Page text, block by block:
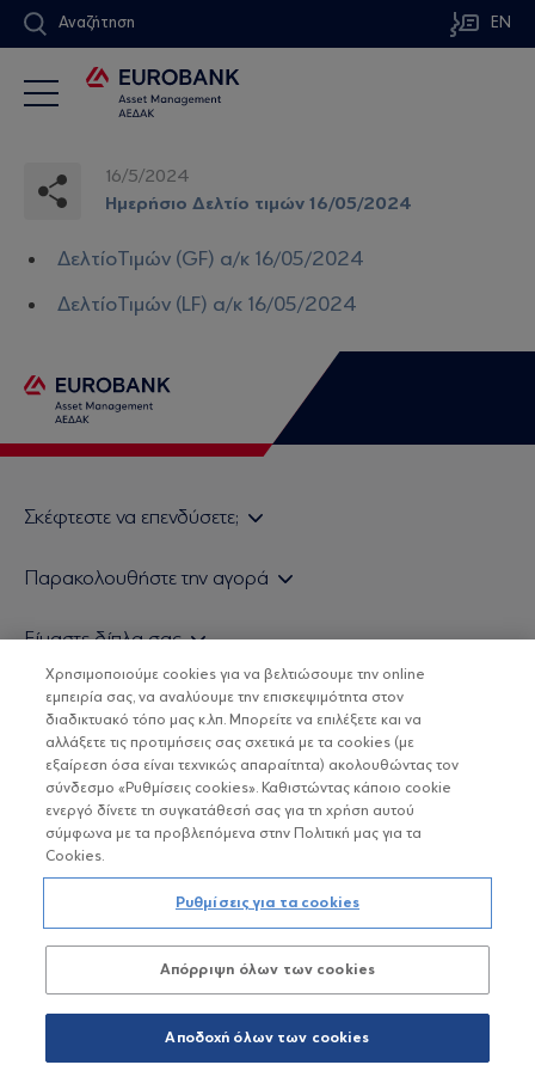
Αναζήτηση EN
16/5/2024
Ημερήσιο Δελτίο τιμών 16/05/2024
ΔελτίοΤιμών (GF) α/κ 16/05/2024
ΔελτίοΤιμών (LF) α/κ 16/05/2024
Σκέφτεστε να επενδύσετε;
Τιμολογιακή Πολιτική
Δείτε τις πολιτικές μας
Βασικές Γνώσεις
Παρακολουθήστε την αγορά
Τα νέα μας
Χρήσιμοι σύνδεσμοι
Είμαστε δίπλα σας
H Eurobank Asset Management ΑΕΔΑΚ
Επενδυτική φιλοσοφία ESG
Πιστοποιημένα στελέχη και συνεργάτες
Αποστολή Βιογραφικών
ΟΙ ΟΣΕΚΑ ΔΕΝ ΕΧΟΥΝ ΕΓΓΥΗΜΕΝΗ ΑΠΟΔΟΣΗ ΚΑΙ ΟΙ
ΠΡΟΗΓΟΥΜΕΝΕΣ ΑΠΟΔΟΣΕΙΣ ΔΕΝ ΔΙΑΣΦΑΛΙΖΟΥΝ ΤΙΣ
ΜΕΛΛΟΝΤΙΚΕΣ
Copyright © Eurobank ΑΕΔΑΚ
Προστασία Προσωπικών Δεδομένων
Όροι χρήσης
Πολιτική cookies
Χρησιμοποιούμε cookies για να βελτιώσουμε την online
εμπειρία σας, να αναλύουμε την επισκεψιμότητα στον
διαδικτυακό τόπο μας κ.λπ. Μπορείτε να επιλέξετε και να
αλλάξετε τις προτιμήσεις σας σχετικά με τα cookies (με
εξαίρεση όσα είναι τεχνικώς απαραίτητα) ακολουθώντας τον
σύνδεσμο «Ρυθμίσεις cookies». Καθιστώντας κάποιο cookie
ενεργό δίνετε τη συγκατάθεσή σας για τη χρήση αυτού
σύμφωνα με τα προβλεπόμενα στην Πολιτική μας για τα
Cookies.
Ρυθμίσεις για τα cookies
Απόρριψη όλων των cookies
Αποδοχή όλων των cookies